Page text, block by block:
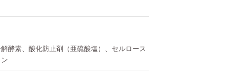
酵素、酸化防止剤（亜硫酸塩）、セルロース